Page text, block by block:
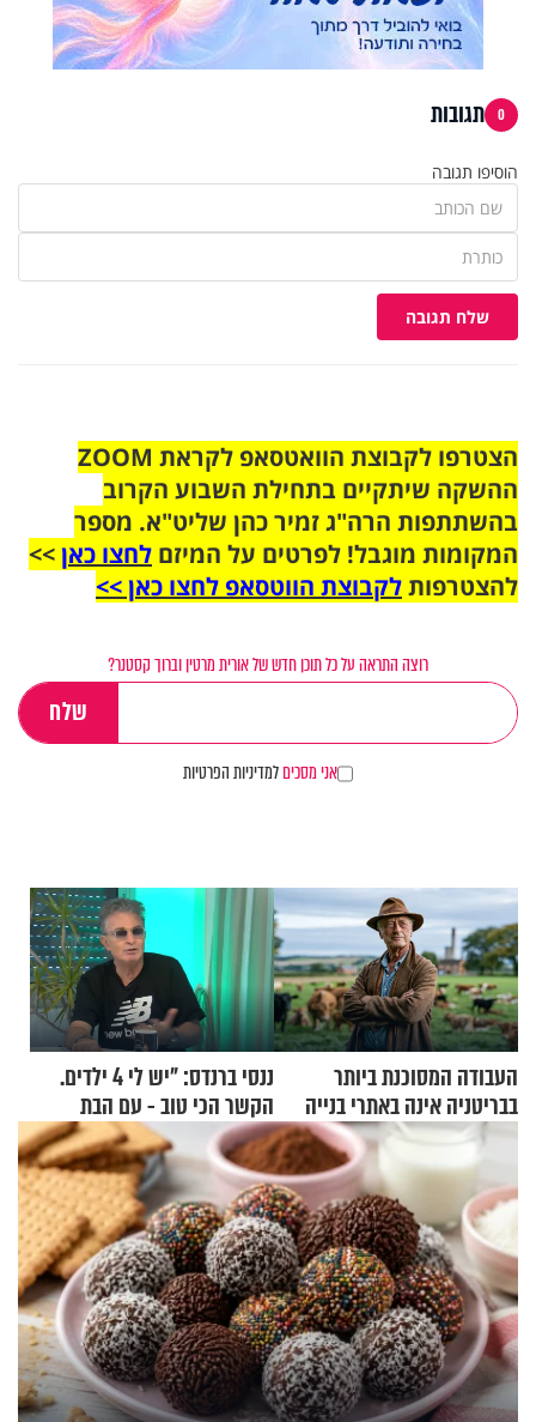
0 תגובות
הוסיפו תגובה
שלח תגובה
הצטרפו לקבוצת הוואטסאפ לקראת ZOOM
ההשקה שיתקיים בתחילת השבוע הקרוב
בהשתתפות הרה"ג זמיר כהן שליט"א. מספר
המקומות מוגבל! לפרטים על המיזם לחצו כאן>>
להצטרפותלקבוצת הווטסאפ לחצו כאן >>
רוצה התראה על כל תוכן חדש של אורית מרטין וברוך קסטנר?
אני מסכיםלמדיניות הפרטיות
העבודה המסוכנת ביותר
בבריטניה אינה באתרי בנייה
אלא דווקא בשדות
ננסי ברנדס: "יש לי 4 ילדים.
הקשר הכי טוב - עם הבת
החרדית"